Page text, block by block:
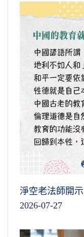
淨空老法師開示
2026-07-27